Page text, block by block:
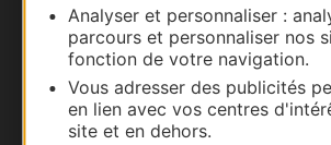
Analyser et personnaliser :
parcours et personnaliser nos
fonction de votre navigation.
Vous adresser des publicités
en lien avec vos centres
site et en dehors.
Carte interactive
Documentation